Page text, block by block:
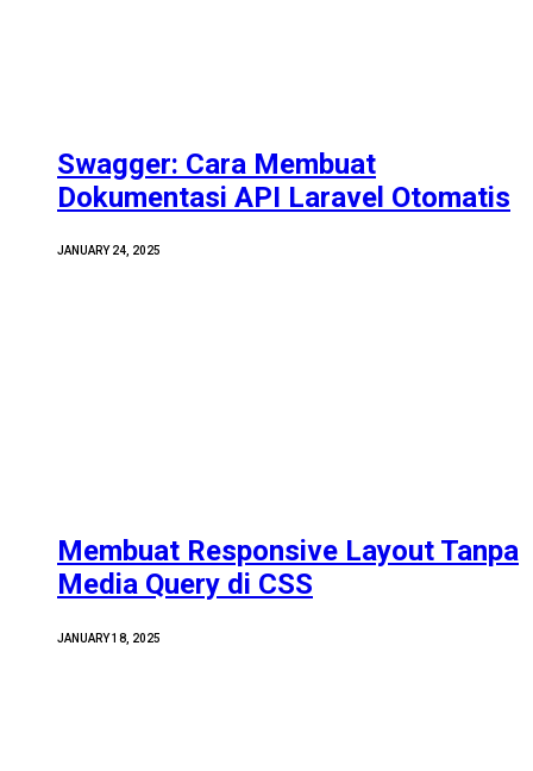
Swagger: Cara Membuat
Dokumentasi API Laravel Otomatis
JANUARY 24, 2025
Membuat Responsive Layout Tanpa
Media Query di CSS
JANUARY 18, 2025